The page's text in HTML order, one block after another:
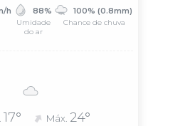
h 88%
Umidade
do ar
100% (0.8mm)
Chance de chuva
17° Máx. 24°